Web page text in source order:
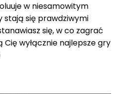
w niesamowitym
stają się prawdziwymi
się, w co zagrać
wyłącznie najlepsze gry